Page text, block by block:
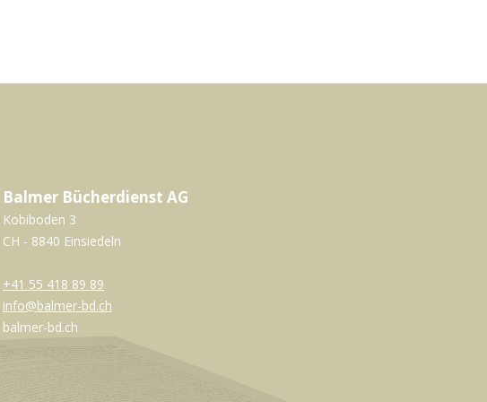
Balmer Bücherdienst AG
Kobiboden 3
CH - 8840 Einsiedeln
+41 55 418 89 89
info@balmer-bd.ch
balmer-bd.ch